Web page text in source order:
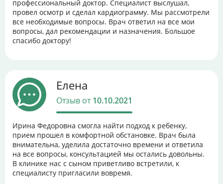
профессиональный доктор. Специалист выслушал,
провел осмотр и сделал кардиограмму. Мы рассмотрели
все необходимые вопросы. Врач ответил на все мои
вопросы, дал рекомендации и назначения. Большое
спасибо доктору!
Елена
Отзыв от10.10.2021
Ирина Федоровна смогла найти подход к ребенку,
прием прошел в комфортной обстановке. Врач была
внимательна, уделила достаточно времени и ответила
на все вопросы, консультацией мы остались довольны.
В клинике нас с сыном приветливо встретили, к
специалисту пригласили вовремя.